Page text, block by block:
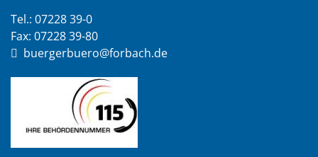
Tel.: 07228 39-0
Fax: 07228 39-80
buergerbuero@forbach.de